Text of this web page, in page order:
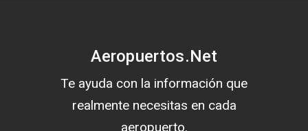
Aeropuertos.Net
Te ayuda con la información que
realmente necesitas en cada
aeropuerto.